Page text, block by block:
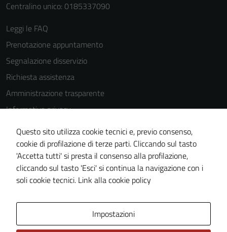
Centralino unico: 0185337090
Leggi le FAQ
Prenotazione appuntamento
Segnalazione disservizio
Richiesta assistenza
Amministrazione trasparente
Informativa privacy
Cookie Policy
Note legali
Dichiarazione di accessibilità
Piano di miglioramento del sito
Questo sito utilizza cookie tecnici e, previo consenso,
cookie di profilazione di terze parti. Cliccando sul tasto
'Accetta tutti' si presta il consenso alla profilazione,
cliccando sul tasto 'Esci' si continua la navigazione con i
soli cookie tecnici. Link alla cookie policy
Impostazioni